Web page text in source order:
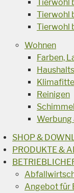
Tierwohl
Tierwohl
Tierwohl
Wohnen
Farben,
Reinigen
Schimmel
Werbung
SHOP &
PRODUKTE &
Angebot für